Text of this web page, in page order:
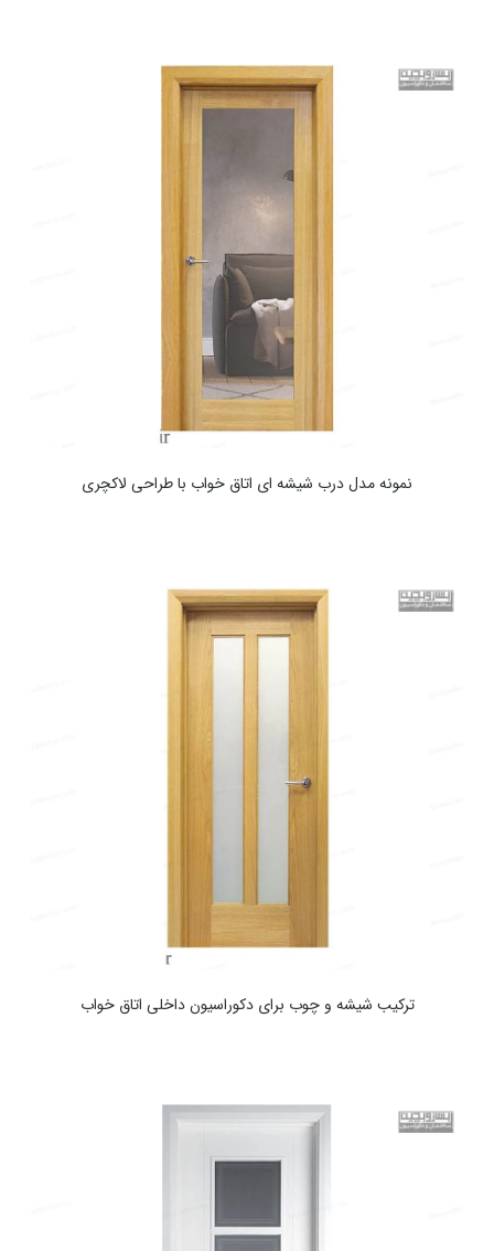
نمونه مدل درب شیشه ای اتاق خواب با طراحی لاکچری
ترکیب شیشه و چوب برای دکوراسیون داخلی اتاق خواب